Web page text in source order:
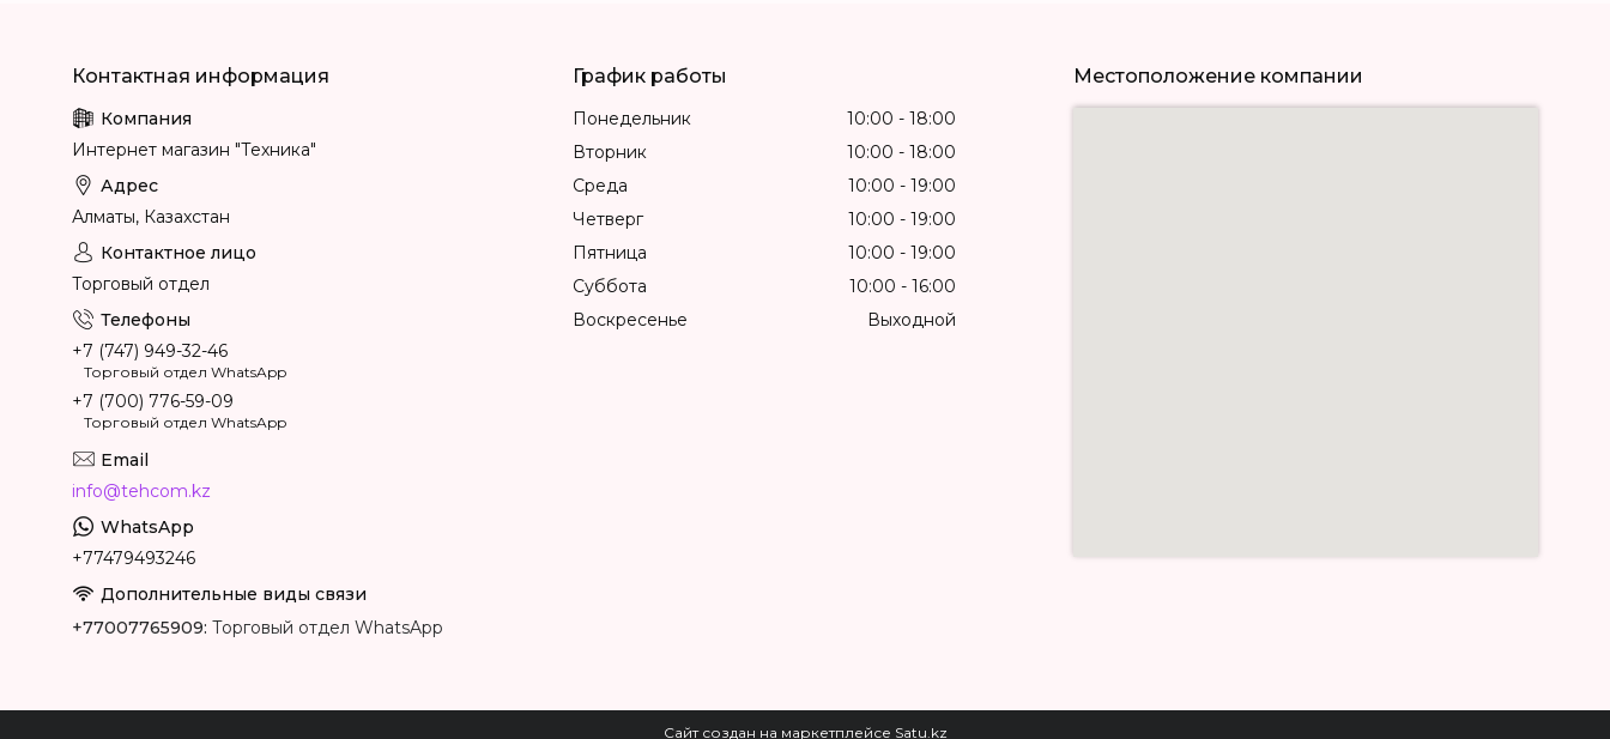
Интернет магазин "Техника"
Алматы, Казахстан
Торговый отдел
+7 (747) 949-32-46
Торговый отдел WhatsApp
+7 (700) 776-59-09
Торговый отдел WhatsApp
info@tehcom.kz
+77479493246
+77007765909 Торговый отдел WhatsApp
График работы
Понедельник 10:00
18:00
Вторник
10:00
18:00
Среда
10:00
19:00
Четверг
10:00
19:00
Пятница
10:00
19:00
Суббота
10:00
16:00
Воскресенье
Выходной
Местоположение компании
Сайт создан на маркетплейсе Satu.kz